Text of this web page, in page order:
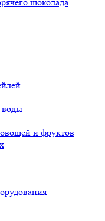
воды
и фруктов